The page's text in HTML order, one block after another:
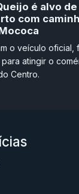
é alvo
com
o veículo oficial,
atingir o
Centro.